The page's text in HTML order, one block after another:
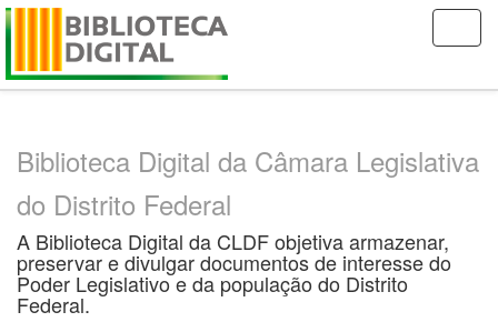
Skip
Biblioteca Digital da Câmara Legislativa
do Distrito Federal
A Biblioteca Digital da CLDF objetiva armazenar,
preservar e divulgar documentos de interesse do
Poder Legislativo e da população do Distrito
Federal.